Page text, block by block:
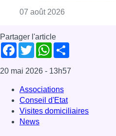
07 août 2026
Partager l'article
Facebook
TwitterWhatsApp
20 mai 2026 - 13h57
Associations
Conseil d'Etat
Visites domiciliaires
News